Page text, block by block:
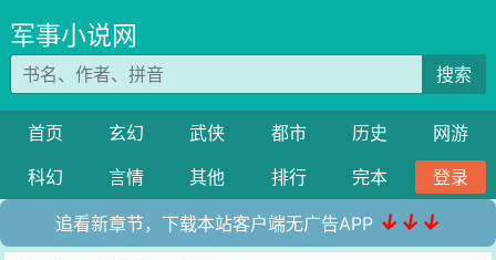
军事小说网
搜索
首页 玄幻 武侠 都市 历史
网游
科幻
言情 其他 排行 完本 登录
追看新章节，下载本站客户端无广告APP ↓↓↓